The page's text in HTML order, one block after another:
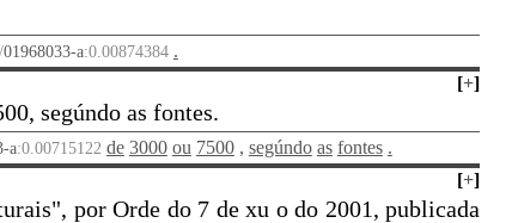
01968033-a:0.00874384 .
[+]
segúndo as fontes.
a:0.00715122 de 3000 ou 7500 , segúndo as fontes .
[+]
por Orde do 7 de xu o do 2001, publicada